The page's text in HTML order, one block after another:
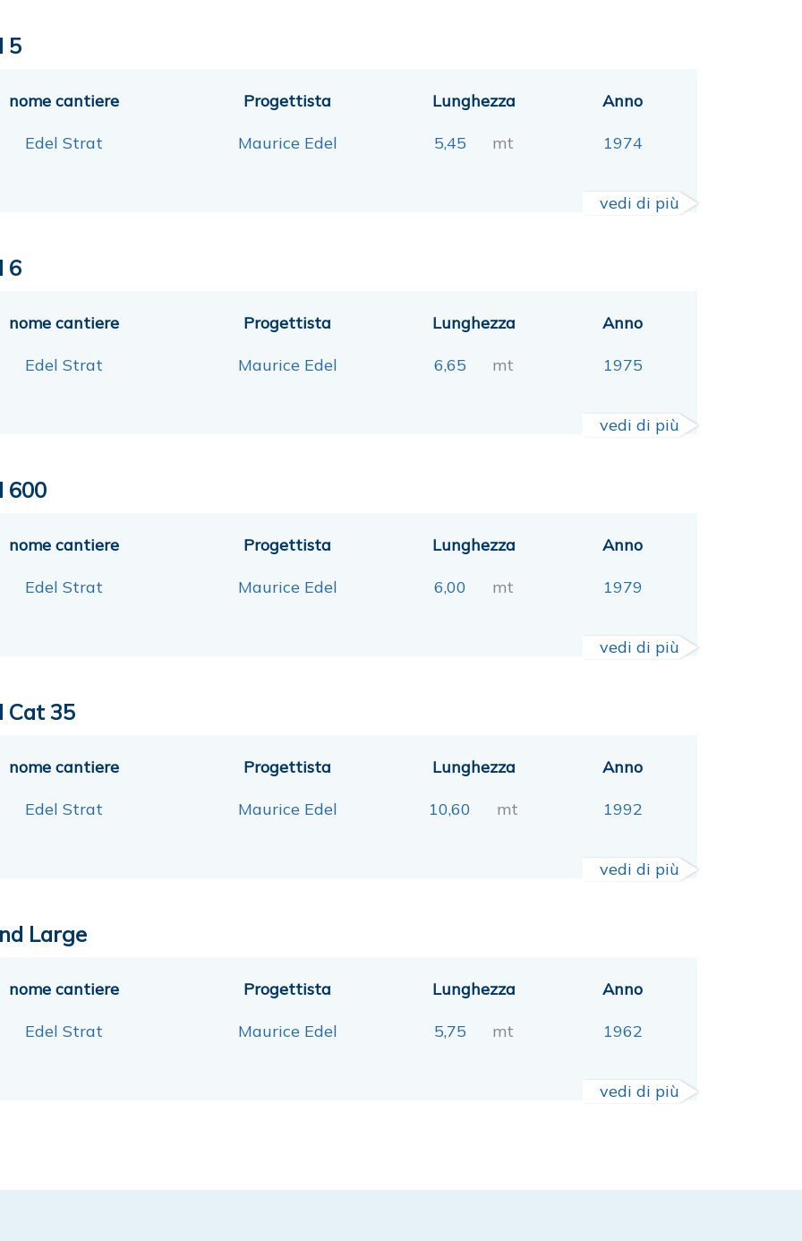
5
nome cantiere
Edel Strat
Progettista
Maurice Edel
Lunghezza
5,45 mt
Anno
1974
vedi di più
6
nome cantiere
Edel Strat
Progettista
Maurice Edel
Lunghezza
6,65 mt
Anno
1975
vedi di più
600
nome cantiere
Edel Strat
Progettista
Maurice Edel
Lunghezza
6,00 mt
Anno
1979
vedi di più
Cat 35
nome cantiere
Edel Strat
Progettista
Maurice Edel
Lunghezza
10,60 mt
Anno
1992
vedi di più
Large
nome cantiere
Edel Strat
Progettista
Maurice Edel
Lunghezza
5,75 mt
Anno
1962
vedi di più